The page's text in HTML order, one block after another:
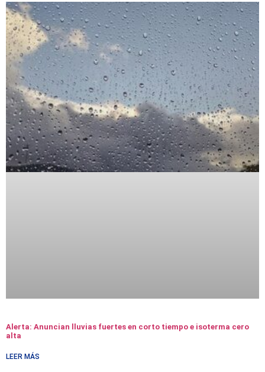
Alerta: Anuncian lluvias fuertes en corto tiempo e isoterma cero
alta
LEER MÁS